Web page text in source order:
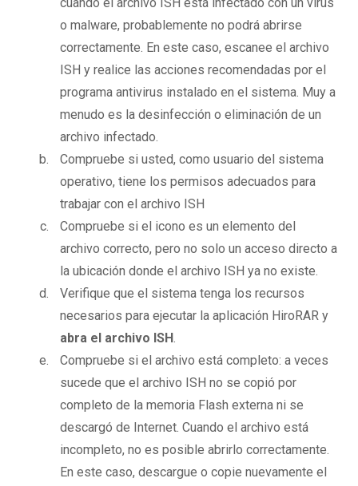
o malware, probablemente no podrá abrirse
correctamente. En este caso, escanee el archivo
ISH y realice las acciones recomendadas por el
programa antivirus instalado en el sistema. Muy a
menudo es la desinfección o eliminación de un
archivo infectado.
Compruebe si usted, como usuario del sistema
operativo, tiene los permisos adecuados para
trabajar con el archivo ISH
Compruebe si el icono es un elemento del
archivo correcto, pero no solo un acceso directo a
la ubicación donde el archivo ISH ya no existe.
Verifique que el sistema tenga los recursos
necesarios para ejecutar la aplicación HiroRAR y
abra el archivo ISH.
Compruebe si el archivo está completo: a veces
sucede que el archivo ISH no se copió por
completo de la memoria Flash externa ni se
descargó de Internet. Cuando el archivo está
incompleto, no es posible abrirlo correctamente.
En este caso, descargue o copie nuevamente el